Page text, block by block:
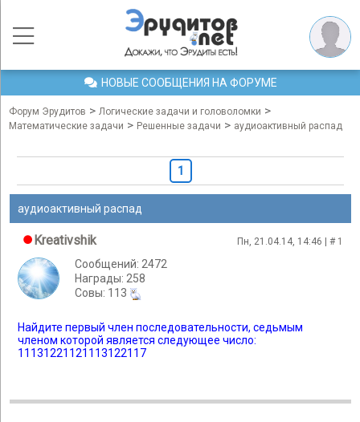
НОВЫЕ СООБЩЕНИЯ НА ФОРУМЕ
Форум Эрудитов > Логические задачи и головоломки >
Математические задачи > Решенные задачи > аудиоактивный распад
1
аудиоактивный распад
Kreativshik Пн, 21.04.14, 14:46 | # 1
Сообщений: 2472
Награды: 258
Cовы: 113
Найдите первый член последовательности, седьмым
членом которой является следующее число:
11131221121113122117